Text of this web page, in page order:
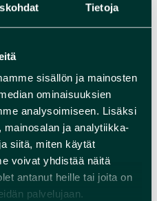
Tietoja
sisällön ja mainosten
ominaisuuksien
analysoimiseen. Lisäksi
ja analytiikka-
siitä, miten käytät
voivat yhdistää näitä
antanut heille tai joita on
palvelujaan.
alkoi tulla 1300-
alueelle. Asutus
alettiin Kustaa
1500-luvulla muun
ja maanviljelys.
pitkien talvien yli
koettelemuksen
jäivät lyhyiksi ja viileät